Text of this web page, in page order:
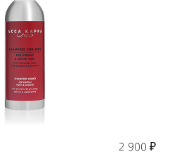
Подробнее
В корзину
2 900 ₽